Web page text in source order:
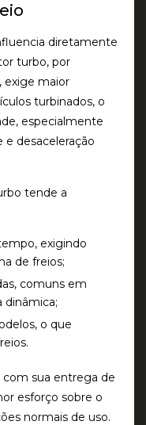
diretamente
turbo, por
exige maior
turbinados, o
especialmente
desaceleração
tende a
, exigindo
de freios;
, comuns em
dinâmica;
o que
com sua entrega de
esforço sobre o
normais de uso.